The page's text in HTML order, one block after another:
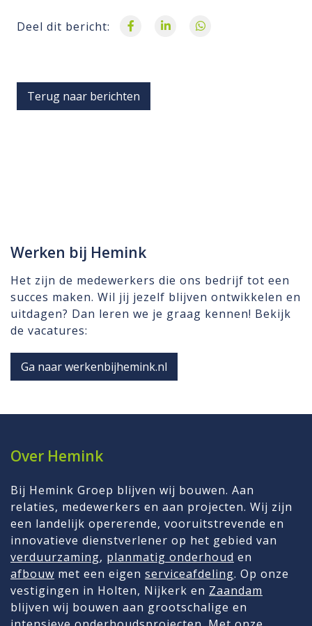
Deel dit bericht:
Terug naar berichten
Werken bij Hemink
Het zijn de medewerkers die ons bedrijf tot een
succes maken. Wil jij jezelf blijven ontwikkelen en
uitdagen? Dan leren we je graag kennen! Bekijk
de vacatures:
Ga naar werkenbijhemink.nl
Over Hemink
Bij Hemink Groep blijven wij bouwen. Aan
relaties, medewerkers en aan projecten. Wij zijn
een landelijk opererende, vooruitstrevende en
innovatieve dienstverlener op het gebied van
verduurzaming, planmatig onderhoud en
afbouw met een eigen serviceafdeling. Op onze
vestigingen in Holten, Nijkerk en Zaandam
blijven wij bouwen aan grootschalige en